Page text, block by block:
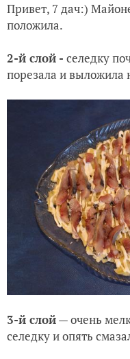
Привет, 7 дач:)
положила.
2-й слой - селедку
порезала и выложила
3-й слой— очень
селедку и опять